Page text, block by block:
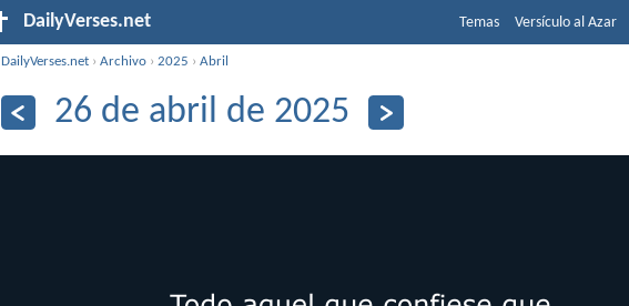
DailyVerses.net Temas Versículo al Azar
DailyVerses.net ›Archivo ›2025 ›Abril
26 de abril de 2025